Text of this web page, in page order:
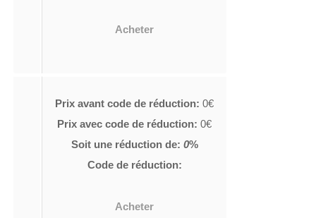
Acheter
Prix avant code de réduction: 0€
Prix avec code de réduction: 0€
Soit une réduction de: 0%
Code de réduction:
Acheter